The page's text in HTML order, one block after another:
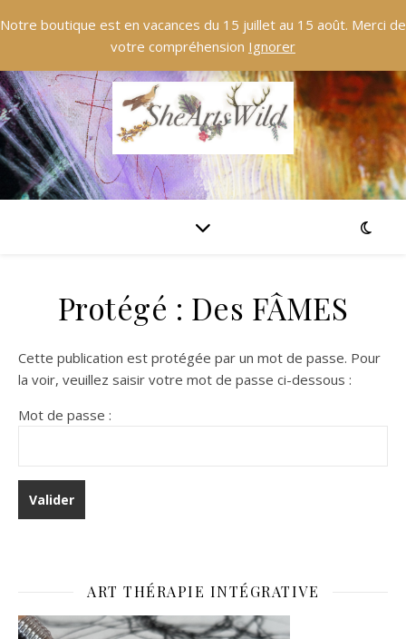
Notre boutique est en vacances du 15 juillet au 15 août. Merci de
votre compréhension Ignorer
Protégé : Des FÂMES
Cette publication est protégée par un mot de passe. Pour
la voir, veuillez saisir votre mot de passe ci-dessous :
Mot de passe :
ART THÉRAPIE INTÉGRATIVE